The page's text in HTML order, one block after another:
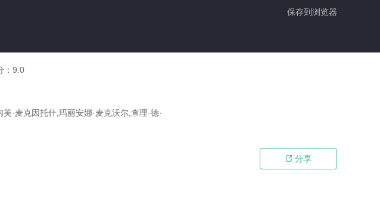
保存到浏览器
9.0
·麦克因托什,玛丽安娜·麦克沃尔,查理·德·
 分享